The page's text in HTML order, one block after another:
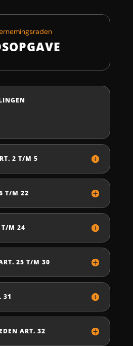
2 T/M 5
T/M 22
T/M 24
25 T/M 30
31
ART. 32